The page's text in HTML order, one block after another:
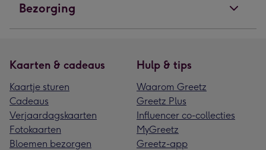
Bezorging
Kaarten & cadeaus
Kaartje sturen
Cadeaus
Verjaardagskaarten
Fotokaarten
Bloemen bezorgen
Hulp & tips
Waarom Greetz
Greetz Plus
Influencer co-collecties
MyGreetz
Greetz-app